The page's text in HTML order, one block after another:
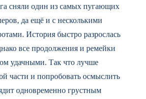
сняли один из самых пугающих
да ещё и с несколькими
История быстро разрослась
все продолжения и ремейки
удачными. Так что лучше
части и попробовать осмыслить
одновременно грустным